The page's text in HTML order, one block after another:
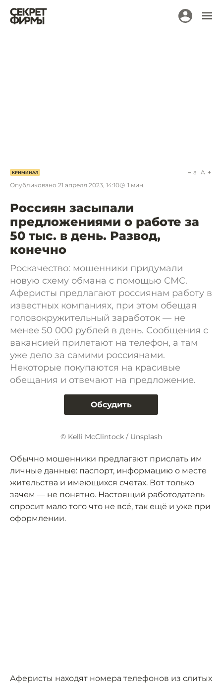
КРИМИНАЛ
Опубликовано 21 апреля 2023, 14:10 1 мин.
a A
Россиян засыпали
предложениями о работе за
50 тыс. в день. Развод,
конечно
Роскачество: мошенники придумали
новую схему обмана с помощью СМС.
Аферисты предлагают россиянам работу в
известных компаниях, при этом обещая
головокружительный заработок — не
менее 50 000 рублей в день. Сообщения с
вакансией прилетают на телефон, а там
уже дело за самими россиянами.
Некоторые покупаются на красивые
обещания и отвечают на предложение.
Обсудить
© Kelli McClintock / Unsplash
Обычно мошенники предлагают прислать им
личные данные: паспорт, информацию о месте
жительства и имеющихся счетах. Вот только
зачем — не понятно. Настоящий работодатель
спросит мало того что не всё, так ещё и уже при
оформлении.
Аферисты находят номера телефонов из слитых